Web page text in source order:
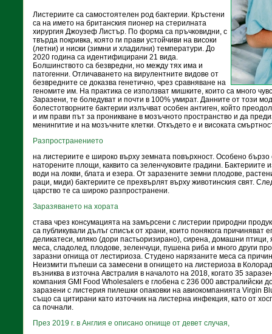
Листериите са самостоятелен род бактерии. Кръстени
са на името на британския пионер на стерилната
хирургия Джоузеф Листър. По форма са пръчковидни, с
твърда покривка, която ги прави устойчиви на високи
(летни) и ниски (зимни и хладилни) температури. До
2020 година са идентифицирани 21 вида.
Болшинството са безвредни, но между тях има и
патогенни. Отличаването на вирулентните видове от
безвредните се доказва генетично, чрез сравняване на
геномите им. На практика се използват мишките, които са много
Заразени, те боледуват и почти в 100% умират. Данните от този
болестотворните бактерии излъчват особен антиген, който
и им прави път за проникване в мозъчното пространство и да
менингитие и на мозъчните клетки. Откъдето е и високата
Разпространението
на листериите е широко върху земната повърхност. Особено
наторените площи, каквито са зеленчуковите градини. Бактериите
води на локви, блата и езера. От заразените земни плодове,
раци, миди) бактериите се прехвърлят върху животинския свят.
царство те са широко разпространени.
Заразяването на хората
става чрез консумацията на замърсени с листерии природни
са публикували дълъг списък от храни, които понякога причиняват
деликатеси, мляко (дори пастьоризирано), сирена, домашни птици,
меса, сладолед, плодове, зеленчуци, пушена риба и много други
заразни огнища от лестириоза. Студено нарязаните меса са
Неизмити пъпеши са замесени в огнището на листериоза в
възниква в източна Австралия в началото на 2018, когато 35
компания GMI Food Wholesalers е глобена с 236 000 австралийски
заразени с листерия пилешки опаковки на авиокомпанията Virgin
също са цитирани като източник на листерна инфекция, като от
са почнали.
През 2019 г. в Англия е описано огнище от девет случая,